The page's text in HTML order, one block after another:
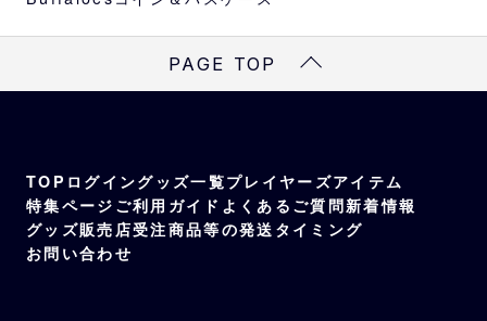
PAGE TOP
TOP ログイングッズ一覧プレイヤーズアイテム
特集ページ ご利用ガイド よくあるご質問新着情報
グッズ販売店受注商品等の発送タイミング
お問い合わせ